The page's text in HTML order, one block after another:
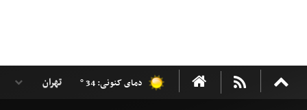
دمای کنونی: 34 °